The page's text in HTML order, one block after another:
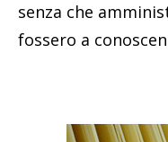
senza che
fossero a